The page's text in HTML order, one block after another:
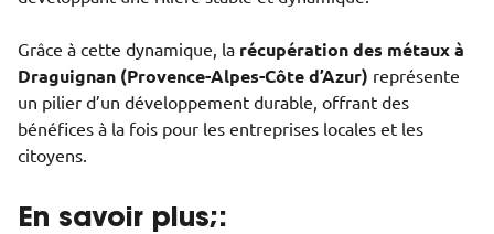
Grâce à cette dynamique, la récupération des métaux à
Draguignan (Provence-Alpes-Côte d’Azur) représente
un pilier d’un développement durable, offrant des
bénéfices à la fois pour les entreprises locales et les
citoyens.
En savoir plus;: